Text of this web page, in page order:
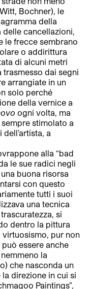
Bochner), le
della
cancellazioni,
le frecce sembrano
o addirittura
di alcuni metri
trasmesso dai segni
arrangiate in un
solo perché
della vernice a
ogni volta, ma
stimolato a
a
alla “bad
le sue radici negli
buona risorsa
con questo
tutti i suoi
una tecnica
si
dentro la pittura
virtuosismo, pur non
essere anche
la
che nasconda un
la direzione in cui si
Paintings”,